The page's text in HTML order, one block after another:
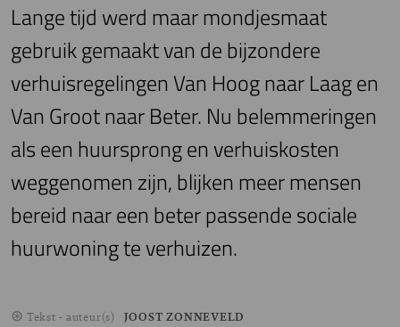
Lange tijd werd maar mondjesmaat
gebruik gemaakt van de bijzondere
verhuisregelingen Van Hoog naar Laag en
Van Groot naar Beter. Nu belemmeringen
als een huursprong en verhuiskosten
weggenomen zijn, blijken meer mensen
bereid naar een beter passende sociale
huurwoning te verhuizen.
Tekst - auteur(s) JOOST ZONNEVELD